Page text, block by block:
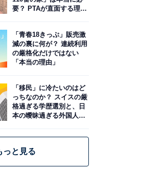
要？ PTAが直面する理想
「青春18きっぷ」販売激
減の裏に何が？ 連続利用
の厳格化だけではない
「本当の理由」
「移民」に冷たいのはど
っちなのか？ スイスの厳
格過ぎる学歴選別と、日
本の曖昧過ぎる外国人政
っと見る